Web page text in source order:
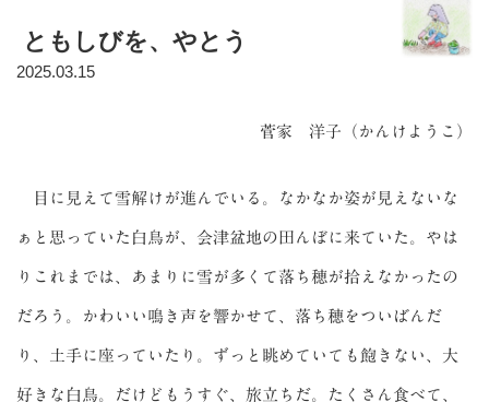
ともしびを、やとう
2025.03.15
菅家 洋子（かんけようこ）
目に見えて雪解けが進んでいる。なかなか姿が見えないな
ぁと思っていた白鳥が、会津盆地の田んぼに来ていた。やは
りこれまでは、あまりに雪が多くて落ち穂が拾えなかったの
だろう。かわいい鳴き声を響かせて、落ち穂をついばんだ
り、土手に座っていたり。ずっと眺めていても飽きない、大
好きな白鳥。だけどもうすぐ、旅立ちだ。たくさん食べて、